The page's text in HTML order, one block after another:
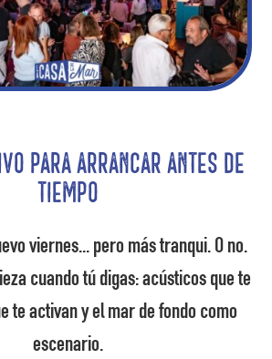
para arrancar antes de
tiempo
viernes... pero más tranqui. O no.
cuando tú digas: acústicos que te
te activan y el mar de fondo como
escenario.